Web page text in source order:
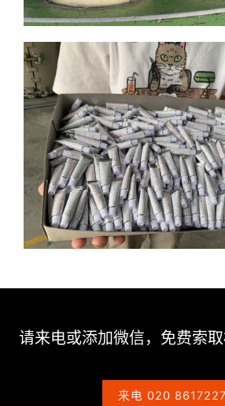
请来电或添加微信，免费索
来电 020